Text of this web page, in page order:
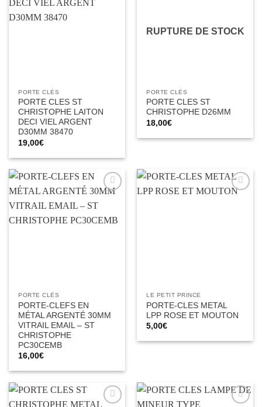
PORTE CLÉS
PORTE CLES ST
CHRISTOPHE LAITON
DECI VIEL ARGENT
D30MM 38470
19,00€
RUPTURE DE STOCK
PORTE CLÉS
PORTE CLES ST
CHRISTOPHE D26MM
18,00€
à la liste
PORTE CLÉS
PORTE-CLEFS EN
MÉTAL ARGENTÉ 30MM
VITRAIL EMAIL – ST
CHRISTOPHE
PC30CEMB
16,00€
LE PETIT PRINCE
PORTE-CLES METAL
LPP ROSE ET MOUTON
5,00€